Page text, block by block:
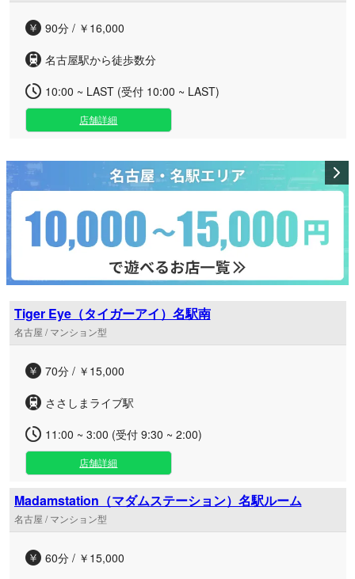
90分 / ￥16,000
名古屋駅から徒歩数分
10:00 ~ LAST (受付 10:00 ~ LAST)
店舗詳細
Tiger Eye（タイガーアイ）名駅南
名古屋 / マンション型
70分 / ￥15,000
ささしまライブ駅
11:00 ~ 3:00 (受付 9:30 ~ 2:00)
店舗詳細
Madamstation（マダムステーション）名駅ルーム
名古屋 / マンション型
60分 / ￥15,000